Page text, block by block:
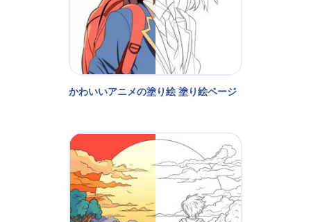
かわいいアニメの塗り絵 塗り絵ページ